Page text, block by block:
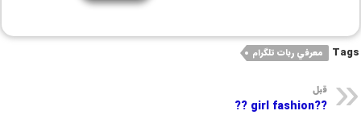
Tags معرفي ربات تلگرام
قبل
??girl fashion ??